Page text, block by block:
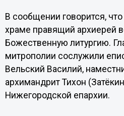
В сообщении говорится,
храме правящий архиерей
Божественную литургию.
митрополии сослужили
Вельский Василий,
архимандрит Тихон
Нижегородской епархии.